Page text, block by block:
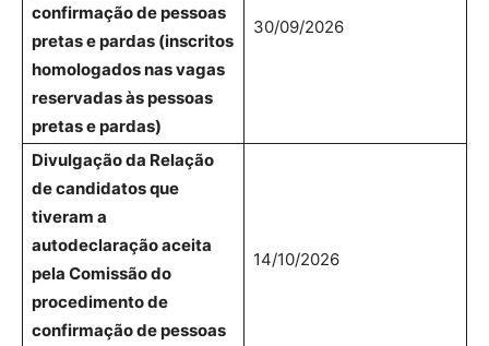
confirmação de pessoas
pretas e pardas (inscritos
homologados nas vagas
reservadas às pessoas
pretas e pardas)
30/09/2026
Divulgação da Relação
de candidatos que
tiveram a
autodeclaração aceita
pela Comissão do
procedimento de
confirmação de pessoas
14/10/2026